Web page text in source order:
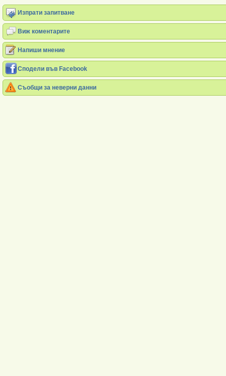
Изпрати запитване
Виж коментарите
Напиши мнение
Сподели във Facebook
Съобщи за неверни данни